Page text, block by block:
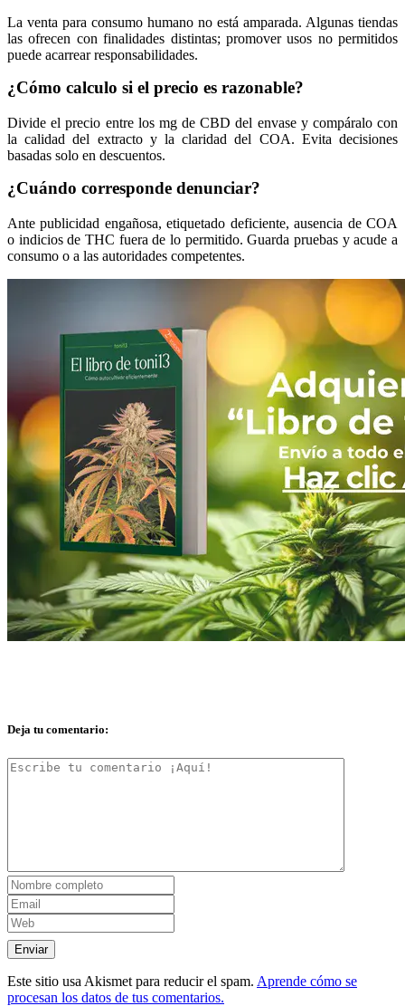
La venta para consumo humano no está amparada. Algunas tiendas
las ofrecen con finalidades distintas; promover usos no permitidos
puede acarrear responsabilidades.
¿Cómo calculo si el precio es razonable?
Divide el precio entre los mg de CBD del envase y compáralo con
la calidad del extracto y la claridad del COA. Evita decisiones
basadas solo en descuentos.
¿Cuándo corresponde denunciar?
Ante publicidad engañosa, etiquetado deficiente, ausencia de COA
o indicios de THC fuera de lo permitido. Guarda pruebas y acude a
consumo o a las autoridades competentes.
Deja tu comentario:
Este sitio usa Akismet para reducir el spam. Aprende cómo se
procesan los datos de tus comentarios.